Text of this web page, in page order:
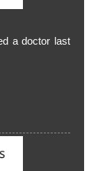
a doctor last